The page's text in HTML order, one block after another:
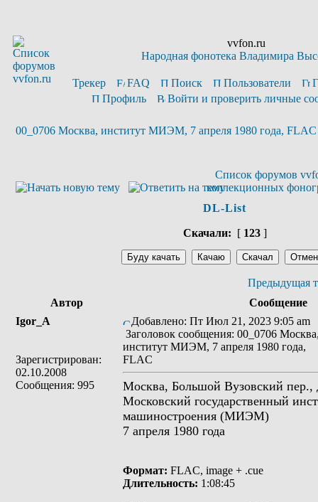
vvfon.ru
Народная фонотека Владимира
Трекер FAQ Поиск Пользователи
Профиль
Войти и проверить личные
00_0706 Москва, институт МИЭМ, 7 апреля 1980 года, FLAC
Список форумов
коллекционных
DL-List
Скачали: [ 123]
Предыдущая
Автор
Сообщение
Igor_A
Зарегистрирован:
02.10.2008
Сообщения: 995
Добавлено: Пт Июл 21, 2023 9:05 am
Заголовок сообщения: 00_0706
институт МИЭМ, 7 апреля 1980 года,
FLAC
Москва, Большой Вузовский пер.,
Московский государственный
машиностроения (МИЭМ)
7 апреля 1980 года
Формат: FLAC, image + .cue
Длительность: 1:08:45